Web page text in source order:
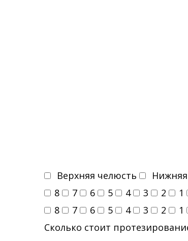
Верхняя челюсть
8
7 6 5 4 3 2 1
8
7 6 5 4 3 2 1
Сколько стоит